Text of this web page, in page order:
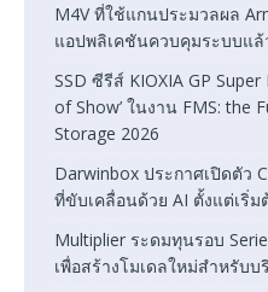
M4V ที่ใช้แกนประมวลผล
แอปพลิเคชันควบคุมระบบแล้
SSD ซีรีส์ KIOXIA GP
of Show’ ในงาน FMS: the
Storage 2026
Darwinbox ประกาศเปิดตัว
ที่ขับเคลื่อนด้วย AI ตั้งแต่เริ่ม
Multiplier ระดมทุนรอบ
เพื่อสร้างโมเดลใหม่สำหรับ